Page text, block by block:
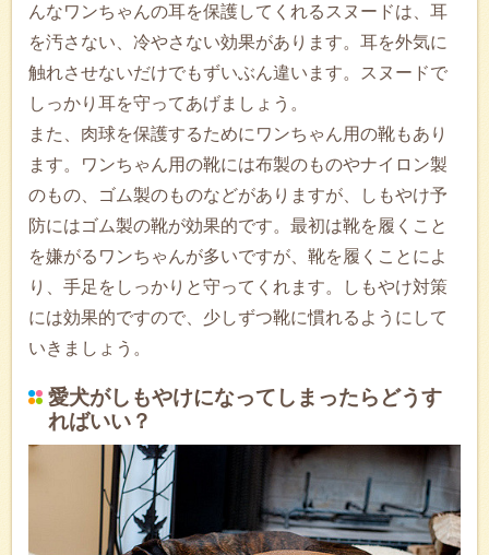
んなワンちゃんの耳を保護してくれるスヌードは、耳
を汚さない、冷やさない効果があります。耳を外気に
触れさせないだけでもずいぶん違います。スヌードで
しっかり耳を守ってあげましょう。
また、肉球を保護するためにワンちゃん用の靴もあり
ます。ワンちゃん用の靴には布製のものやナイロン製
のもの、ゴム製のものなどがありますが、しもやけ予
防にはゴム製の靴が効果的です。最初は靴を履くこと
を嫌がるワンちゃんが多いですが、靴を履くことによ
り、手足をしっかりと守ってくれます。しもやけ対策
には効果的ですので、少しずつ靴に慣れるようにして
いきましょう。
愛犬がしもやけになってしまったらどうす
ればいい？